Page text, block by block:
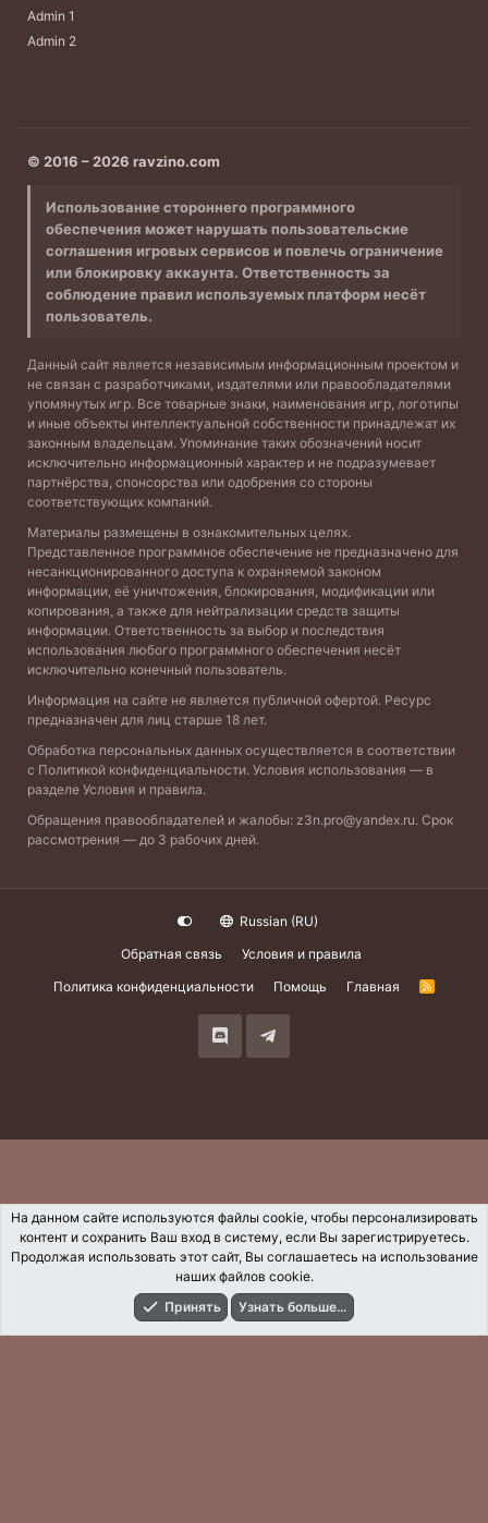
Admin 1
Admin 2
© 2016 – 2026 ravzino.com
Использование стороннего программного
обеспечения может нарушать пользовательские
соглашения игровых сервисов и повлечь ограничение
или блокировку аккаунта. Ответственность за
соблюдение правил используемых платформ несёт
пользователь.
Данный сайт является независимым информационным проектом и
не связан с разработчиками, издателями или правообладателями
упомянутых игр. Все товарные знаки, наименования игр, логотипы
и иные объекты интеллектуальной собственности принадлежат их
законным владельцам. Упоминание таких обозначений носит
исключительно информационный характер и не подразумевает
партнёрства, спонсорства или одобрения со стороны
соответствующих компаний.
Материалы размещены в ознакомительных целях.
Представленное программное обеспечение не предназначено для
несанкционированного доступа к охраняемой законом
информации, её уничтожения, блокирования, модификации или
копирования, а также для нейтрализации средств защиты
информации. Ответственность за выбор и последствия
использования любого программного обеспечения несёт
исключительно конечный пользователь.
Информация на сайте не является публичной офертой. Ресурс
предназначен для лиц старше 18 лет.
Обработка персональных данных осуществляется в соответствии
с Политикой конфиденциальности. Условия использования — в
разделе Условия и правила.
Обращения правообладателей и жалобы: z3n.pro@yandex.ru. Срок
рассмотрения — до 3 рабочих дней.
Russian (RU)
Обратная связь
Условия и правила
Политика конфиденциальности
Помощь Главная
R
Что Нового? Вход Регистрация
На данном сайте используются файлы cookie, чтобы персонализировать
контент и сохранить Ваш вход в систему, если Вы зарегистрируетесь.
Продолжая использовать этот сайт, Вы соглашаетесь на использование
наших файлов cookie.
Принять
Узнать больше...